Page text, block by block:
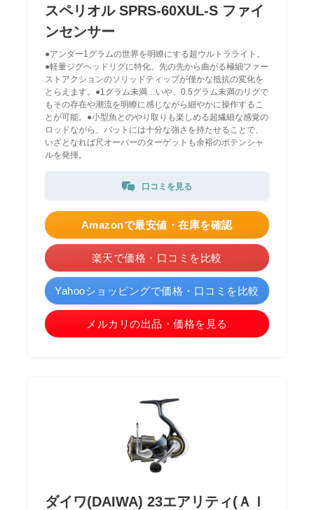
スペリオル SPRS-60XUL-S ファイ
ンセンサー
●アンダー1グラムの世界を明瞭にする超ウルトラライト。
●軽量ジグヘッドリグに特化。先の先から曲がる極細ファー
ストアクションのソリッドティップが僅かな抵抗の変化を
とらえます。●1グラム未満…いや、0.5グラム未満のリグで
もその存在や潮流を明瞭に感じながら細やかに操作するこ
とが可能。●小型魚とのやり取りも楽しめる超繊細な感覚の
ロッドながら、バットには十分な強さを持たせることで、
いざとなれば尺オーバーのターゲットも余裕のポテンシャ
ルを発揮。
口コミを見る
Amazonで最安値・在庫を確認
楽天で価格・口コミを比較
Yahooショッピングで価格・口コミを比較
メルカリの出品・価格を見る
ダイワ(DAIWA) 23エアリティ(ＡＩ